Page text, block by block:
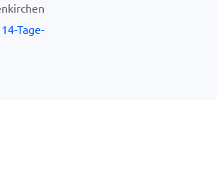
14-Tage-